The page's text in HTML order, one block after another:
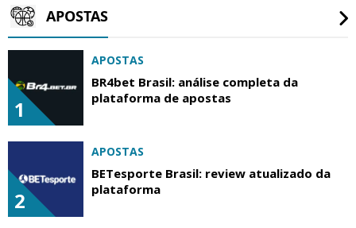
APOSTAS
1
APOSTAS
BR4bet Brasil: análise completa da
plataforma de apostas
2
APOSTAS
BETesporte Brasil: review atualizado da
plataforma